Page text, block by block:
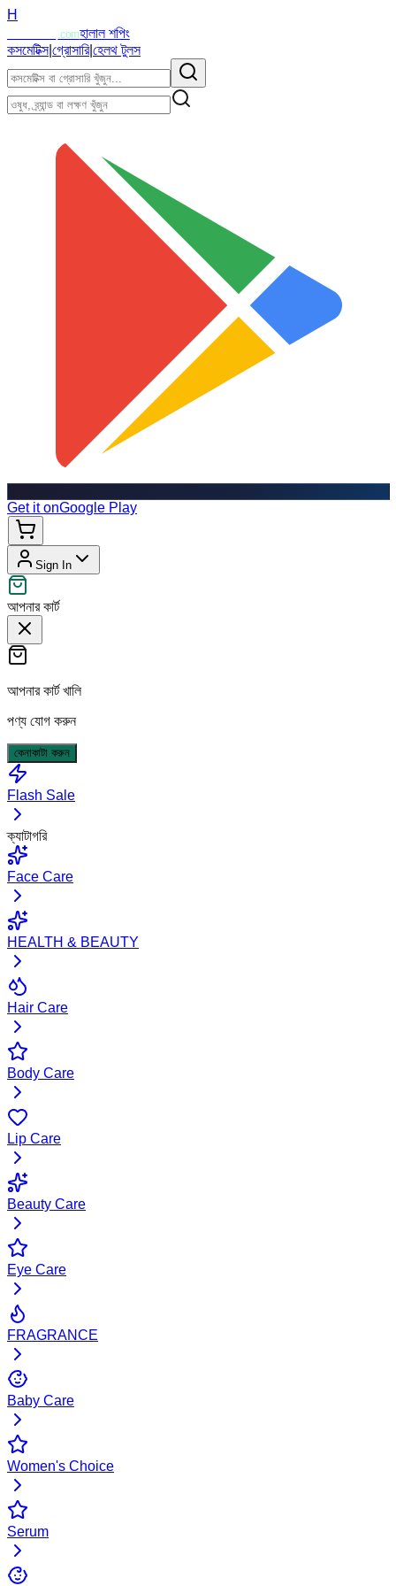
H
.comহালাল শপিং
কসমেটিক্স|গ্রোসারি|হেলথ টুলস
Get it onGoogle Play
Sign In
আপনার কার্ট
আপনার কার্ট খালি
পণ্য যোগ করুন
কেনাকাটা করুন
Flash Sale
ক্যাটাগরি
Face Care
HEALTH & BEAUTY
Hair Care
Body Care
Lip Care
Beauty Care
Eye Care
FRAGRANCE
Baby Care
Women's Choice
Serum